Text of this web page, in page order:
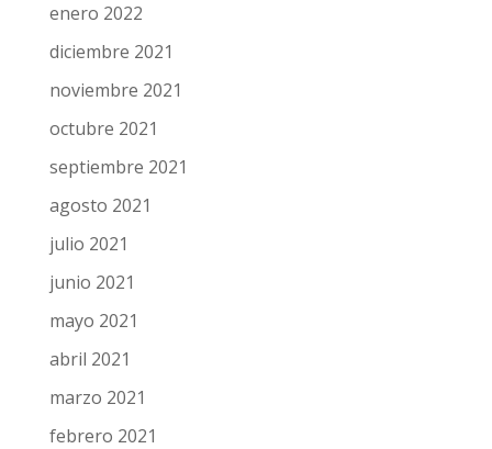
enero 2022
diciembre 2021
noviembre 2021
octubre 2021
septiembre 2021
agosto 2021
julio 2021
junio 2021
mayo 2021
abril 2021
marzo 2021
febrero 2021